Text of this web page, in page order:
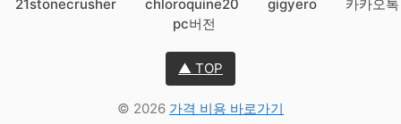
21stonecrusher
chloroquine20 gigyero
카카오톡
pc버전
▲ TOP
© 2026 가격 비용 바로가기